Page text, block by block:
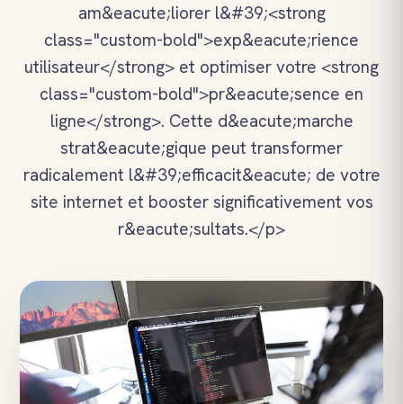
am&eacute;liorer l&#39;<strong
class="custom-bold">exp&eacute;rience
utilisateur</strong> et optimiser votre <strong
class="custom-bold">pr&eacute;sence en
ligne</strong>. Cette d&eacute;marche
strat&eacute;gique peut transformer
radicalement l&#39;efficacit&eacute; de votre
site internet et booster significativement vos
r&eacute;sultats.</p>